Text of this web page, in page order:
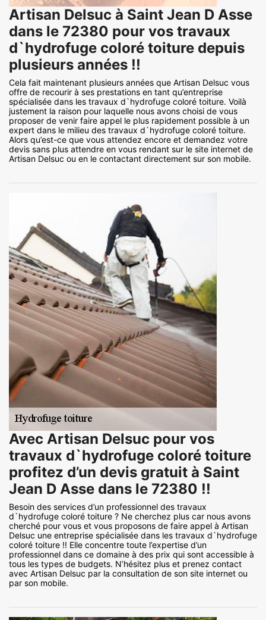
Artisan Delsuc à Saint Jean D Asse
dans le 72380 pour vos travaux
d`hydrofuge coloré toiture depuis
plusieurs années !!
Cela fait maintenant plusieurs années que Artisan Delsuc vous
offre de recourir à ses prestations en tant qu’entreprise
spécialisée dans les travaux d`hydrofuge coloré toiture. Voilà
justement la raison pour laquelle nous avons choisi de vous
proposer de venir faire appel le plus rapidement possible à un
expert dans le milieu des travaux d`hydrofuge coloré toiture.
Alors qu’est-ce que vous attendez encore et demandez votre
devis sans plus attendre en vous rendant sur le site internet de
Artisan Delsuc ou en le contactant directement sur son mobile.
Avec Artisan Delsuc pour vos
travaux d`hydrofuge coloré toiture
profitez d’un devis gratuit à Saint
Jean D Asse dans le 72380 !!
Besoin des services d’un professionnel des travaux
d`hydrofuge coloré toiture ? Ne cherchez plus car nous avons
cherché pour vous et vous proposons de faire appel à Artisan
Delsuc une entreprise spécialisée dans les travaux d`hydrofuge
coloré toiture !! Elle concentre toute l’expertise d’un
professionnel dans ce domaine à des prix qui sont accessible à
tous les types de budgets. N’hésitez plus et prenez contact
avec Artisan Delsuc par la consultation de son site internet ou
par son mobile.